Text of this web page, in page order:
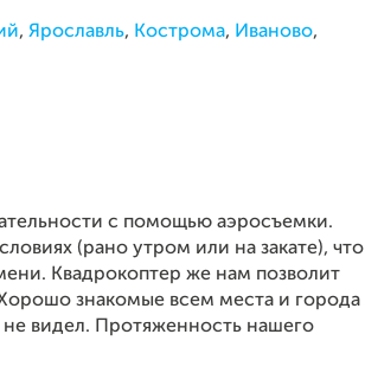
, Ярославль, Кострома, Иваново,
с помощью аэросъемки.
(рано утром или на закате), что
Квадрокоптер же нам позволит
знакомые всем места и города
не видел. Протяженность нашего